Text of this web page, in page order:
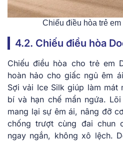
Chiếu điều hòa trẻ
4.2. Chiếu điều hòa
Chiếu điều hòa cho trẻ em
hoàn hảo cho giấc ngủ êm
Sợi vải Ice Silk giúp làm mát
bí và hạn chế mẩn ngứa.
mang lại sự êm ái, nâng đỡ
chống trượt cùng đai chun
ngay ngắn, không xô lệch.